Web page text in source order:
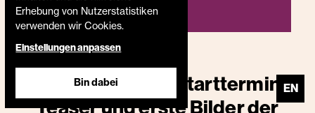
EN
DIE KAISERIN – Starttermin,
Teaser und erste Bilder der
Erhebung von Nutzerstatistiken
verwenden wir Cookies.
Einstellungen anpassen
Bin dabei